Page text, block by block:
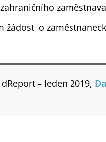
žádosti o
– leden 2019,